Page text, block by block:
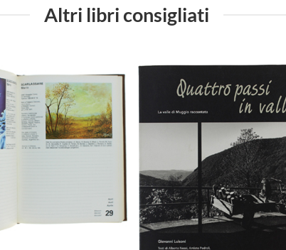
Altri libri consigliati